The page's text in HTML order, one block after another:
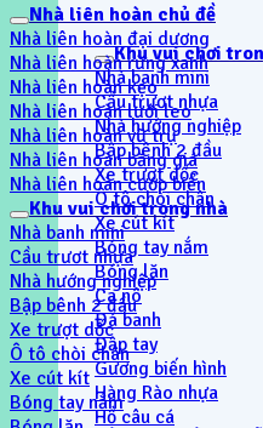
Khu vui chơi
Nhà banh mini
Cầu trươt nhựa
Nhà hướng nghiệp
Bập bênh 2 đầu
Xe trượt dốc
Ô tô chòi chân
Xe cút kít
Bóng tay nắm
Bóng lăn
Ca nô
Đá banh
Đập tay
Gương biến hình
Hàng Rào nhựa
Hồ câu cá
Nhà liên hoàn chủ đề
Nhà liên hoàn đại dương
Nhà liên hoàn rừng xanh
Nhà liên hoàn kẹo
Nhà liên hoàn lưới leo
Nhà liên hoàn vũ trụ
Nhà liên hoàn băng giá
Nhà liên hoàn cướp biển
Khu vui chơi trong nhà
Nhà banh mini
Cầu trươt nhựa
Nhà hướng nghiệp
Bập bênh 2 đầu
Xe trượt dốc
Ô tô chòi chân
Xe cút kít
Bóng tay nắm